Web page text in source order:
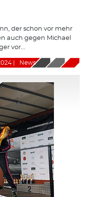
der schon vor mehr
auch gegen Michael
vor...
News